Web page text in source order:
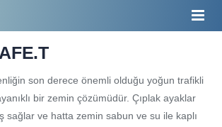
son derece önemli olduğu yoğun trafikli
bir zemin çözümüdür. Çıplak ayaklar
sağlar ve hatta zemin sabun ve su ile kaplı